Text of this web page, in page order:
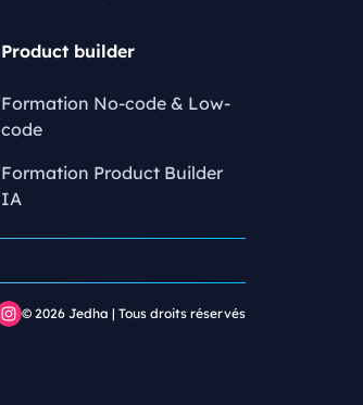
Product builder
Formation No-code & Low-
code
Formation Product Builder
IA
© 2026 Jedha | Tous droits réservés